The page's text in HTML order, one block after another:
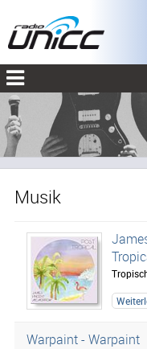
Musik
Warpaint - Warpaint